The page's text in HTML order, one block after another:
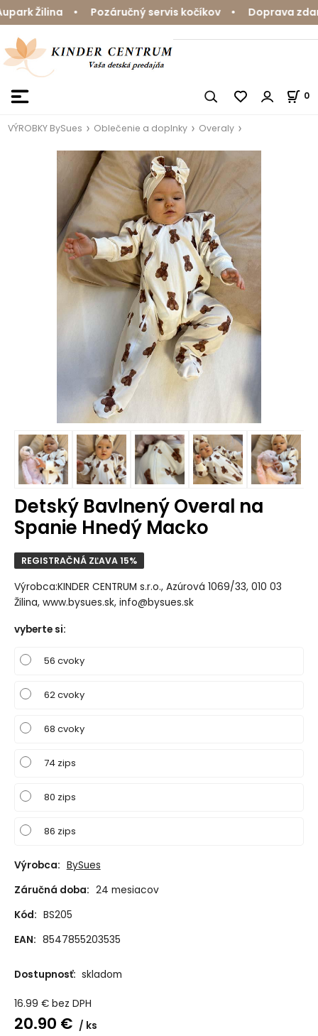
Žilina • Pozáručný servis kočíkov • Doprava
0
VÝROBKY BySues Oblečenie a doplnky Overaly
Detský Bavlnený Overal na
Spanie Hnedý Macko
REGISTRAČNÁ ZĽAVA 15%
Výrobca:KINDER CENTRUM s.r.o., Azúrová 1069/33, 010 03
Žilina, www.bysues.sk, info@bysues.sk
vyberte si:
56 cvoky
62 cvoky
68 cvoky
74 zips
80 zips
86 zips
Výrobca: BySues
Záručná doba: 24 mesiacov
Kód: BS205
EAN: 8547855203535
Dostupnosť: skladom
16.99 € bez DPH
20.90 € ks